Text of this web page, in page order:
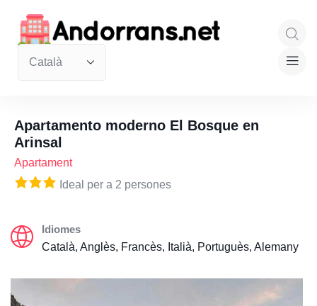
Apartamento moderno El Bosque en
Arinsal
Apartament
Ideal per a 2 persones
Idiomes
Català, Anglès, Francès, Italià, Portuguès, Alemany